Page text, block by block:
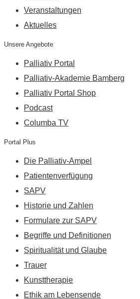
Veranstaltungen
Aktuelles
Unsere Angebote
Palliativ Portal
Palliativ-Akademie Bamberg
Palliativ Portal Shop
Podcast
Columba TV
Portal Plus
Die Palliativ-Ampel
Patientenverfügung
SAPV
Historie und Zahlen
Formulare zur SAPV
Begriffe und Definitionen
Spiritualität und Glaube
Trauer
Kunsttherapie
Ethik am Lebensende